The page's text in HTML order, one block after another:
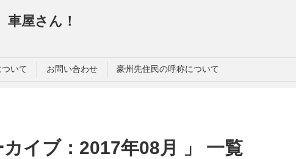
屋さん！
いて お問い合わせ 豪州先住民の呼称について
カイブ：2017年08月 」 一覧